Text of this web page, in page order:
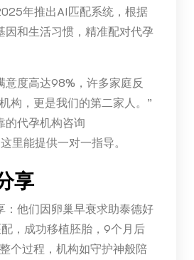
年推出AI匹配系统，根据
因和生活习惯，精准配对代孕
意度高达98%，许多家庭反
构，更是我们的第二家人。”
的代孕机构咨询
里能提供一对一指导。
享
：他们因卵巢早衰求助泰德好
，成功移植胚胎，9个月后
个过程，机构如守护神般陪